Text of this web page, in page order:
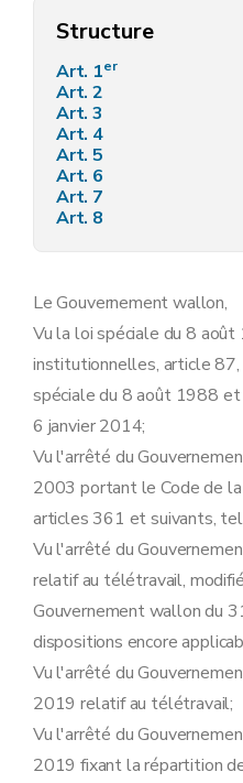
Structure
Art. 1er
Art. 2
Art. 3
Art. 4
Art. 5
Art. 6
Art. 7
Art. 8
Le Gouvernement wallon,
Vu la loi spéciale du 8
institutionnelles, article 87,
spéciale du 8 août 1988 et
6 janvier 2014;
Vu l'arrêté du
2003 portant le Code de
articles 361 et suivants,
Vu l'arrêté du
relatif au télétravail,
Gouvernement wallon du
dispositions encore
Vu l'arrêté du
2019 relatif au télétravail;
Vu l'arrêté du
2019 fixant la répartition